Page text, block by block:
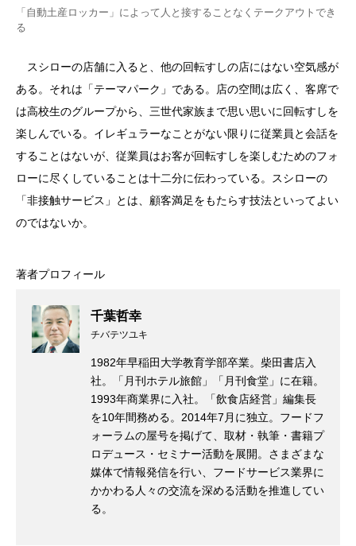
「自動土産ロッカー」によって人と接することなくテークアウトでき
る
スシローの店舗に入ると、他の回転すしの店にはない空気感が
ある。それは「テーマパーク」である。店の空間は広く、客席で
は高校生のグループから、三世代家族まで思い思いに回転すしを
楽しんでいる。イレギュラーなことがない限りに従業員と会話を
することはないが、従業員はお客が回転すしを楽しむためのフォ
ローに尽くしていることは十二分に伝わっている。スシローの
「非接触サービス」とは、顧客満足をもたらす技法といってよい
のではないか。
著者プロフィール
千葉哲幸
チバテツユキ
1982年早稲田大学教育学部卒業。柴田書店入
社。「月刊ホテル旅館」「月刊食堂」に在籍。
1993年商業界に入社。「飲食店経営」編集長
を10年間務める。2014年7月に独立。フードフ
ォーラムの屋号を掲げて、取材・執筆・書籍プ
ロデュース・セミナー活動を展開。さまざまな
媒体で情報発信を行い、フードサービス業界に
かかわる人々の交流を深める活動を推進してい
る。